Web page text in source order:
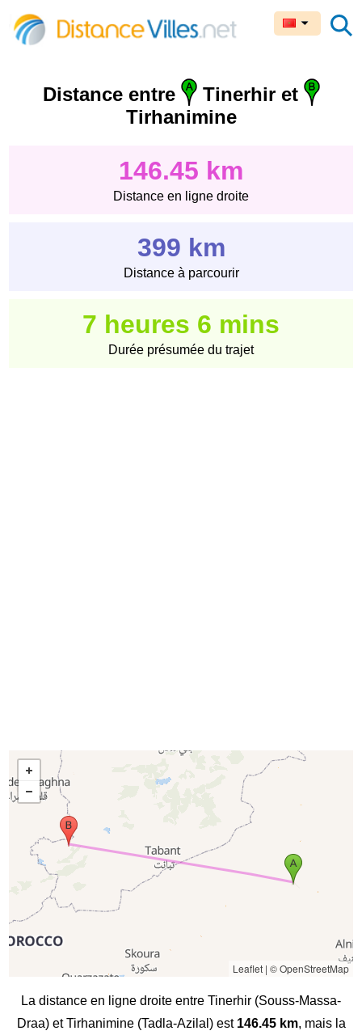
Distance entre
Tinerhir et
Tirhanimine
146.45 km
Distance en ligne droite
399 km
Distance à parcourir
7 heures 6 mins
Durée présumée du trajet
Leaflet| © OpenStreetMap
La distance en ligne droite entre Tinerhir (Souss-Massa-
Draa) et Tirhanimine (Tadla-Azilal) est 146.45 km, mais la